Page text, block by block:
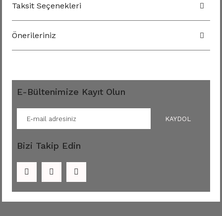
Taksit Seçenekleri
Önerileriniz
E-Bültenimize Kayıt Olun
KAYDOL
Bizi Takip Edin